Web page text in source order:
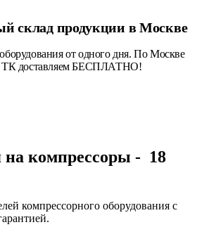
склад продукции в Москве
от одного дня. По Москве
ТК доставляем БЕСПЛАТНО!
на компрессоры - 18
компрессорного оборудования с